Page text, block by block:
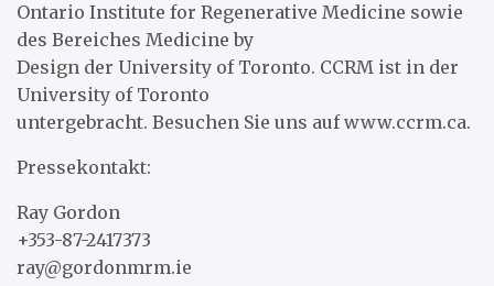
Ontario Institute for Regenerative Medicine sowie
des Bereiches Medicine by
Design der University of Toronto. CCRM ist in der
University of Toronto
untergebracht. Besuchen Sie uns auf www.ccrm.ca.
Pressekontakt:
Ray Gordon
+353-87-2417373
ray@gordonmrm.ie